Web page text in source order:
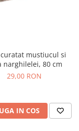
mustiucul si
narghilelei, 80 cm
29,00 RON
IN COS